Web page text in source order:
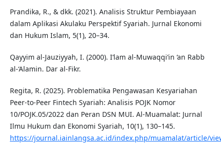
Prandika, R., & dkk. (2021). Analisis Struktur Pembiayaan
dalam Aplikasi Akulaku Perspektif Syariah. Jurnal Ekonomi
dan Hukum Islam, 5(1), 20–34.
Qayyim al-Jauziyyah, I. (2000). I‘lam al-Muwaqqi‘in ‘an Rabb
al-‘Alamin. Dar al-Fikr.
Regita, R. (2025). Problematika Pengawasan Kesyariahan
Peer-to-Peer Fintech Syariah: Analisis POJK Nomor
10/POJK.05/2022 dan Peran DSN MUI. Al-Muamalat: Jurnal
Ilmu Hukum dan Ekonomi Syariah, 10(1), 130–145.
https://journal.iainlangsa.ac.id/index.php/muamalat/article/